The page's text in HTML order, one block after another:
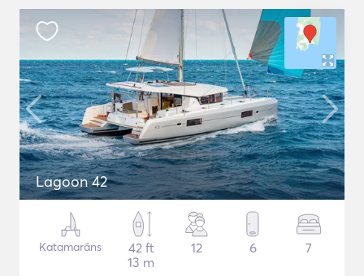
Lagoon 42
Katamarāns
42 ft
13 m
12 6 7